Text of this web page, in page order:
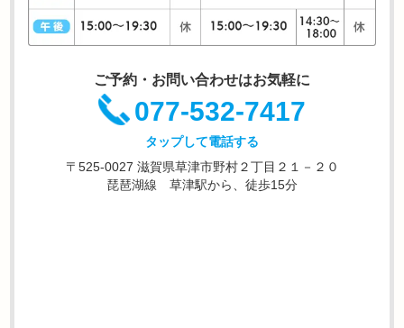
ご予約・お問い合わせはお気軽に
077-532-7417
タップして電話する
〒525-0027 滋賀県草津市野村２丁目２１－２０
琵琶湖線 草津駅から、徒歩15分